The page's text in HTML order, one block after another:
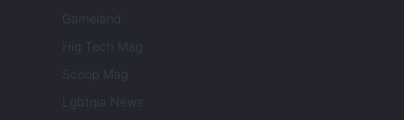
Gameland
Hig Tech Mag
Scoop Mag
Lgbtqia News